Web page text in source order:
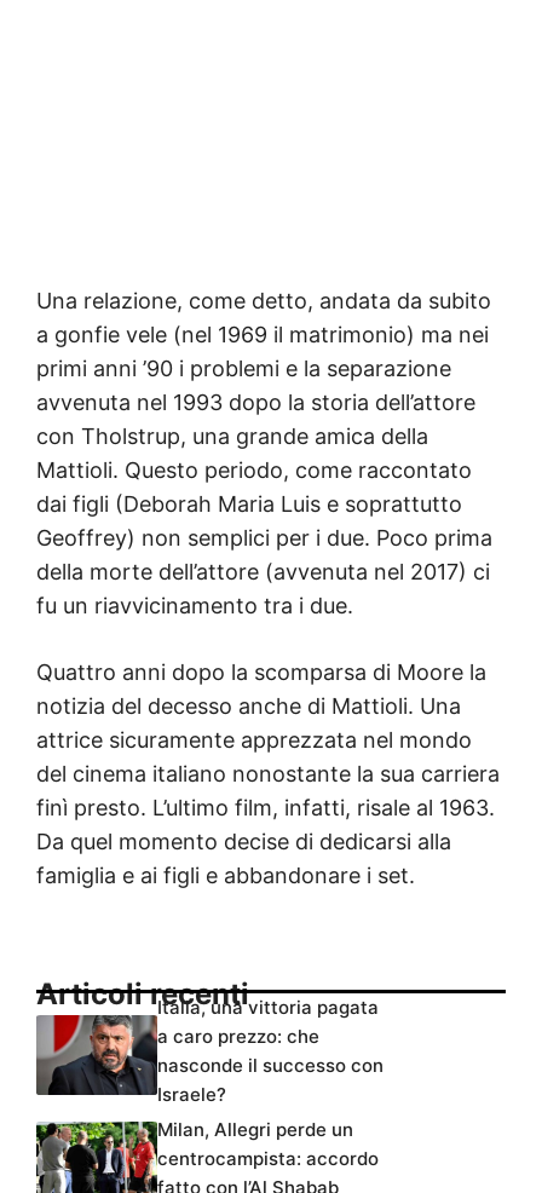
Una relazione, come detto, andata da subito
a gonfie vele (nel 1969 il matrimonio) ma nei
primi anni ’90 i problemi e la separazione
avvenuta nel 1993 dopo la storia dell’attore
con Tholstrup, una grande amica della
Mattioli. Questo periodo, come raccontato
dai figli (Deborah Maria Luis e soprattutto
Geoffrey) non semplici per i due. Poco prima
della morte dell’attore (avvenuta nel 2017) ci
fu un riavvicinamento tra i due.
Quattro anni dopo la scomparsa di Moore la
notizia del decesso anche di Mattioli. Una
attrice sicuramente apprezzata nel mondo
del cinema italiano nonostante la sua carriera
finì presto. L’ultimo film, infatti, risale al 1963.
Da quel momento decise di dedicarsi alla
famiglia e ai figli e abbandonare i set.
Articoli recentiItalia, una vittoria pagata
a caro prezzo: che
nasconde il successo con
Israele?
Milan, Allegri perde un
centrocampista: accordo
fatto con l’Al Shabab